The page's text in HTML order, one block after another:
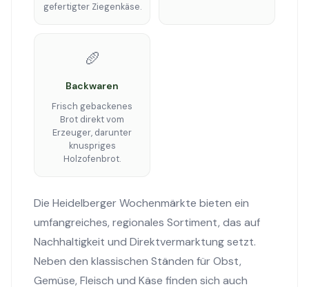
gefertigter Ziegenkäse.
🥖
Backwaren
Frisch gebackenes
Brot direkt vom
Erzeuger, darunter
knuspriges
Holzofenbrot.
Die Heidelberger Wochenmärkte bieten ein
umfangreiches, regionales Sortiment, das auf
Nachhaltigkeit und Direktvermarktung setzt.
Neben den klassischen Ständen für Obst,
Gemüse, Fleisch und Käse finden sich auch